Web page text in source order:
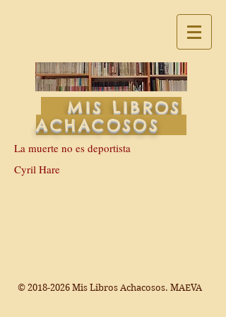
MIS LIBROS
ACHACOSOS
La muerte no es deportista
Cyril Hare
© 2018-2026 Mis Libros Achacosos. MAEVA